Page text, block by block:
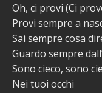
Oh, ci provi (Ci
Provi sempre a
Sai sempre cosa
Guardo sempre
Sono cieco, sono
Nei tuoi occhi